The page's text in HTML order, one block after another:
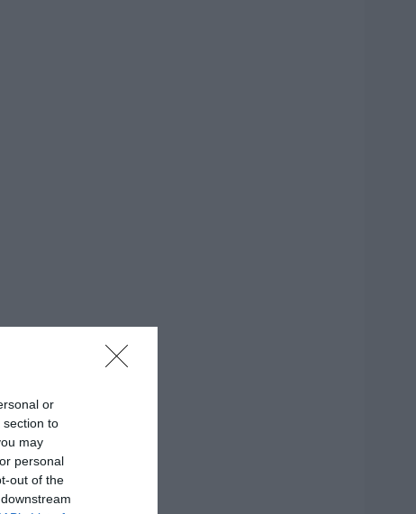
or
section to
may
personal
out of the